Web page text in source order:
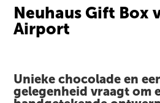
Neuhaus Gift Box
Airport
Unieke chocolade en
gelegenheid vraagt om